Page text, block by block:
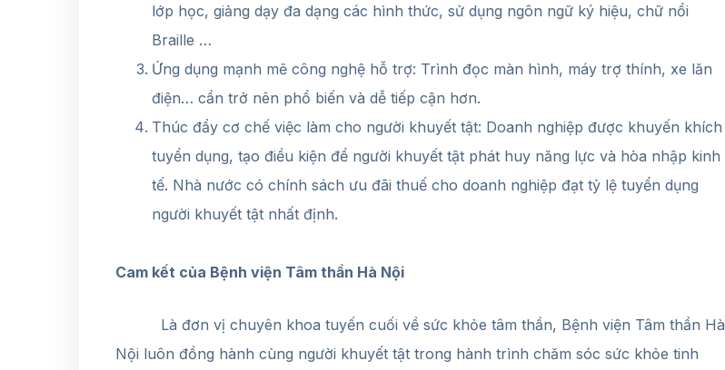
lớp học, giảng dạy đa dạng các hình thức, sử dụng ngôn ngữ ký hiệu, chữ nổi
Braille …
Ứng dụng mạnh mẽ công nghệ hỗ trợ: Trình đọc màn hình, máy trợ thính, xe lăn
điện… cần trở nên phổ biến và dễ tiếp cận hơn.
Thúc đẩy cơ chế việc làm cho người khuyết tật: Doanh nghiệp được khuyến khích
tuyển dụng, tạo điều kiện để người khuyết tật phát huy năng lực và hòa nhập kinh
tế. Nhà nước có chính sách ưu đãi thuế cho doanh nghiệp đạt tỷ lệ tuyển dụng
người khuyết tật nhất định.
Cam kết của Bệnh viện Tâm thần Hà Nội
Là đơn vị chuyên khoa tuyến cuối về sức khỏe tâm thần, Bệnh viện Tâm thần Hà
Nội luôn đồng hành cùng người khuyết tật trong hành trình chăm sóc sức khỏe tinh